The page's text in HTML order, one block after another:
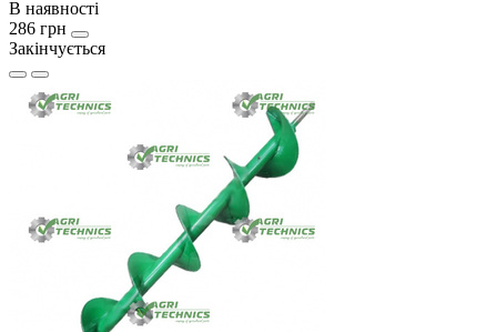
В наявності
286 грн
Закінчується